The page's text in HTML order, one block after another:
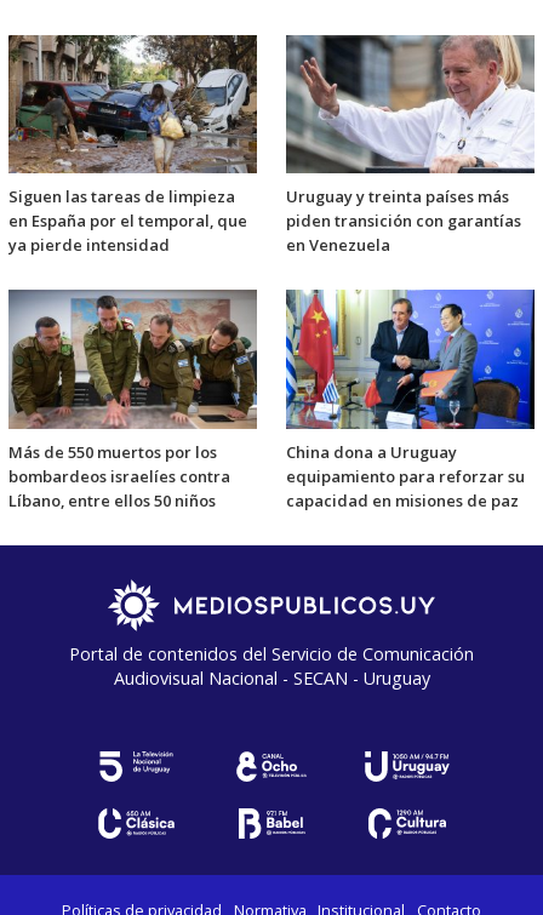
Siguen las tareas de limpieza
en España por el temporal, que
ya pierde intensidad
Uruguay y treinta países más
piden transición con garantías
en Venezuela
Más de 550 muertos por los
bombardeos israelíes contra
Líbano, entre ellos 50 niños
China dona a Uruguay
equipamiento para reforzar su
capacidad en misiones de paz
Portal de contenidos del Servicio de Comunicación
Audiovisual Nacional - SECAN - Uruguay
Políticas de privacidad Normativa Institucional Contacto